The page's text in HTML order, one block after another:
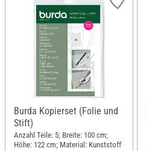
Burda Kopierset (Folie und
Stift)
Anzahl Teile: 5; Breite: 100 cm;
Höhe: 122 cm; Material: Kunststoff